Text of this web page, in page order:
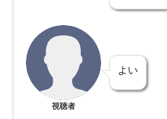
視聴者
よい